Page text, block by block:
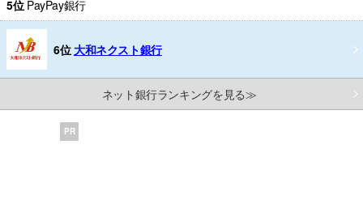
5位 PayPay銀行
6位 大和ネクスト銀行
ネット銀行ランキングを見る≫
PR